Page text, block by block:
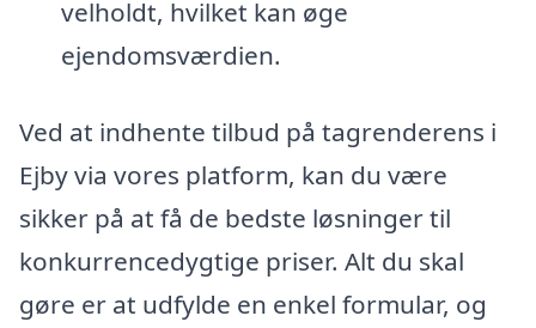
velholdt, hvilket kan øge
ejendomsværdien.
Ved at indhente tilbud på tagrenderens i
Ejby via vores platform, kan du være
sikker på at få de bedste løsninger til
konkurrencedygtige priser. Alt du skal
gøre er at udfylde en enkel formular, og